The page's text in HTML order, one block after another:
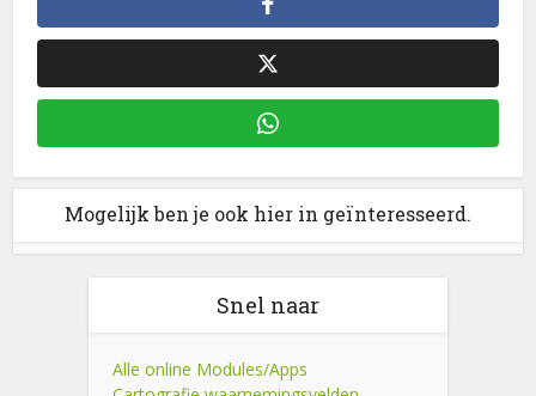
Mogelijk ben je ook hier in geïnteresseerd.
Snel naar
Alle online Modules/Apps